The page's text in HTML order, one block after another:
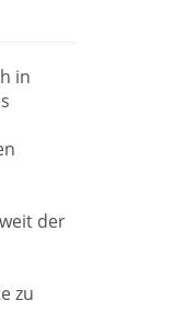
in
der
zu